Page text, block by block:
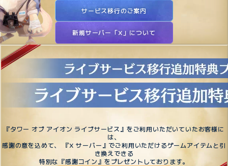
サービス移行のご案内
新規サーバー「X」について
『タワー オブ アイオン ライブサービス』をご利用いただいていたお客様に
は、
感謝の意を込めて、 『X サーバー』でご利用いただけるゲームアイテムと引
き換えできる
特別な『感謝コイン』をプレゼントしております。